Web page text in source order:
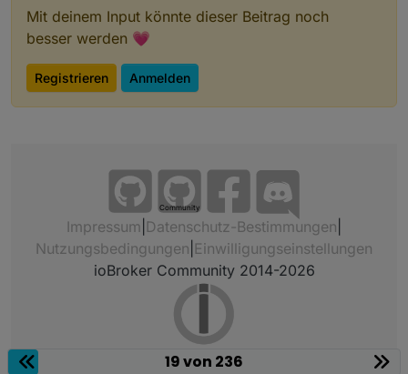
Mit deinem Input könnte dieser Beitrag noch
besser werden 💗
Registrieren Anmelden
Community
Impressum Datenschutz-Bestimmungen
Nutzungsbedingungen Einwilligungseinstellungen
ioBroker Community 2014-2026
19 von 236